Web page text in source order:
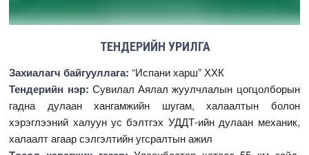
ТЕНДЕРИЙН УРИЛГА
Захиалагч байгууллага: “Испани харш” ХХК
Тендерийн нэр: Сувилал Аялал жуулчлалын цогцолборын
гадна дулаан хангамжийн шугам, халаалтын болон
хэрэглээний халуун ус бэлтгэх УДДТ-ийн дулаан механик,
халаалт агаар сэлгэлтийн угсралтын ажил